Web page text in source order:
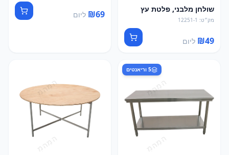
שולחן מלבני, פלטת עץ
מק״ט:
12251-1
₪49 ליום
₪69 ליום
5 וריאנטים